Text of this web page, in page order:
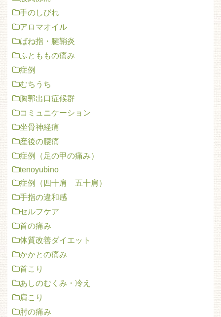
手のしびれ
アロマオイル
ばね指・腱鞘炎
ふとももの痛み
症例
むちうち
胸郭出口症候群
コミュニケーション
坐骨神経痛
産後の腰痛
症例（足の甲の痛み）
tenoyubino
症例（四十肩 五十肩）
手指の違和感
セルフケア
首の痛み
体質改善ダイエット
かかとの痛み
首こり
あしのむくみ・冷え
肩こり
肘の痛み